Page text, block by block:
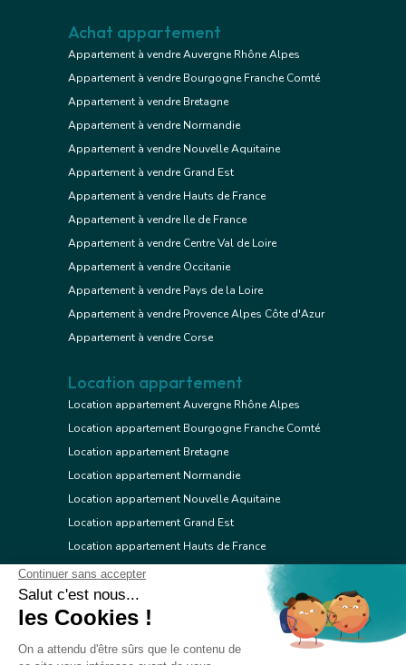
Achat appartement
Appartement à vendre Auvergne Rhône Alpes
Appartement à vendre Bourgogne Franche Comté
Appartement à vendre Bretagne
Appartement à vendre Normandie
Appartement à vendre Nouvelle Aquitaine
Appartement à vendre Grand Est
Appartement à vendre Hauts de France
Appartement à vendre Ile de France
Appartement à vendre Centre Val de Loire
Appartement à vendre Occitanie
Appartement à vendre Pays de la Loire
Appartement à vendre Provence Alpes Côte d'Azur
Appartement à vendre Corse
Location appartement
Location appartement Auvergne Rhône Alpes
Location appartement Bourgogne Franche Comté
Location appartement Bretagne
Location appartement Normandie
Location appartement Nouvelle Aquitaine
Location appartement Grand Est
Location appartement Hauts de France
Location appartement Ile de France
Location appartement Centre Val de Loire
Location appartement Occitanie